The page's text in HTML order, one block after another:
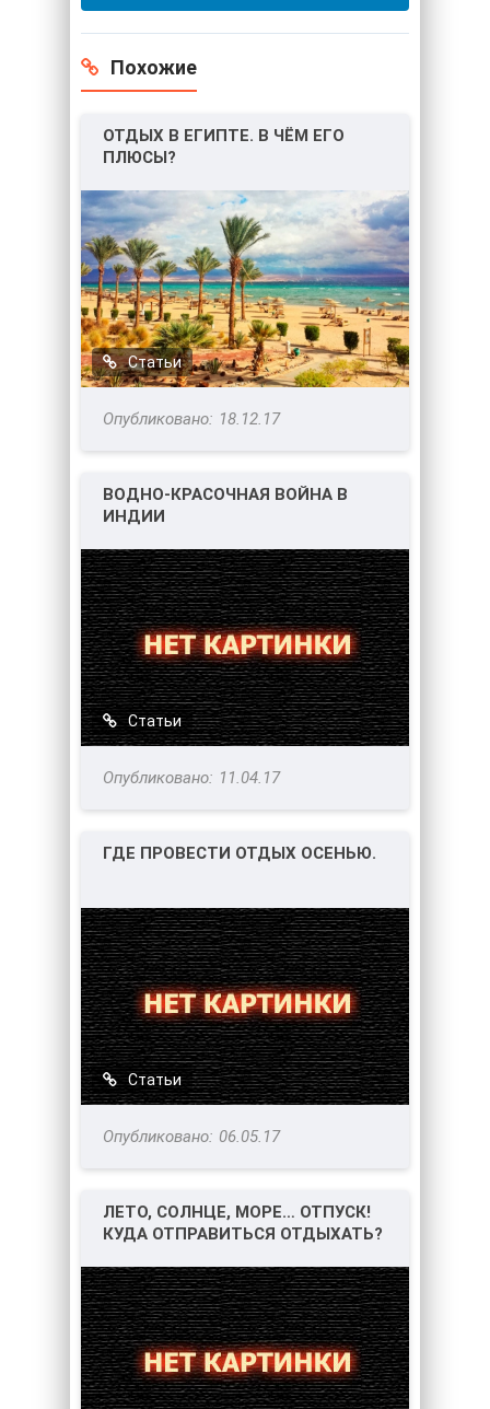
Похожие
ОТДЫХ В ЕГИПТЕ. В ЧЁМ ЕГО
ПЛЮСЫ?
Статьи
18.12.17
ВОДНО-КРАСОЧНАЯ ВОЙНА В
ИНДИИ
Статьи
11.04.17
ГДЕ ПРОВЕСТИ ОТДЫХ ОСЕНЬЮ.
Статьи
06.05.17
ЛЕТО, СОЛНЦЕ, МОРЕ… ОТПУСК!
КУДА ОТПРАВИТЬСЯ ОТДЫХАТЬ?